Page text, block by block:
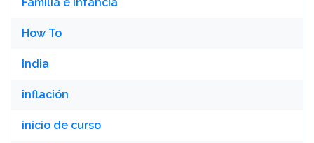
How To
India
inflación
inicio de curso